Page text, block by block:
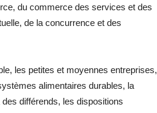
du commerce des services et des
de la concurrence et des
les petites et moyennes entreprises,
alimentaires durables, la
différends, les dispositions